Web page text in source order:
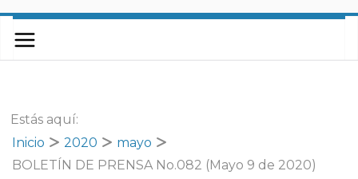
Estás aquí:
Inicio
2020
mayo
BOLETÍN DE PRENSA No.082 (Mayo 9 de 2020)